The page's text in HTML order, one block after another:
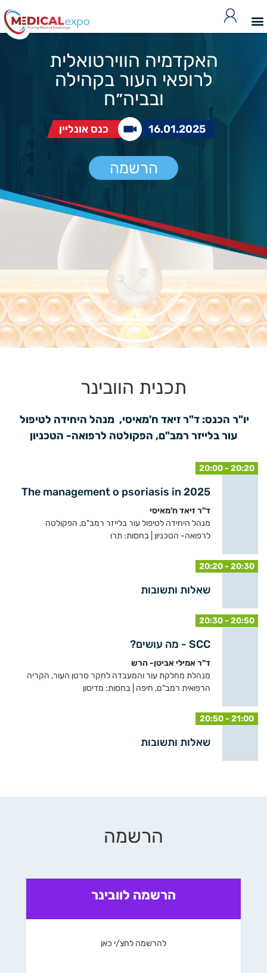
האקדמיה הווירטואלית
לרופאי העור בקהילה
ובביה״ח
16.01.2025 כנס אונליין
הרשמה
תכנית הוובינר
עור בלייזר רמב"ם, הפקולטה לרפואה- הטכניון
20:00 - 20:20
The management o psoriasis in 2025
ד"ר זיאד ח'מאיסי
מנהל היחידה לטיפול עור בלייזר רמב"ם, הפקולטה
לרפואה- הטכניון | בחסות: תרו
20:20 - 20:30
שאלות ותשובות
20:30 - 20:50
SCC - מה עושים?
ד"ר אמילי אביטן- הרש
מנהלת מחלקת עור והמעבדה לחקר סרטן העור, הקריה
הרפואית רמב"ם, חיפה | בחסות: מדיסון
20:50 - 21:00
שאלות ותשובות
הרשמה
הרשמה לוובינר
להרשמה לחצ/י כאן